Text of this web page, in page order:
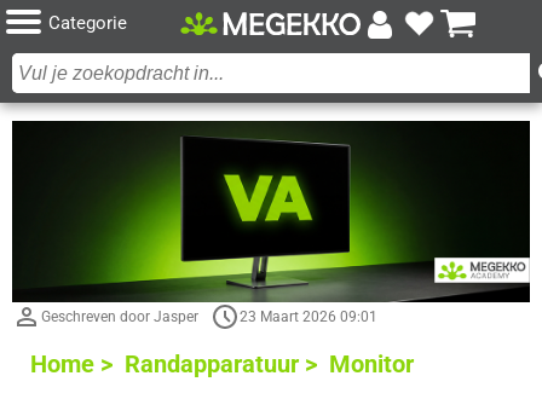
Categorie
Geschreven door Jasper 23 Maart 2026 09:01
Home > Randapparatuur > Monitor